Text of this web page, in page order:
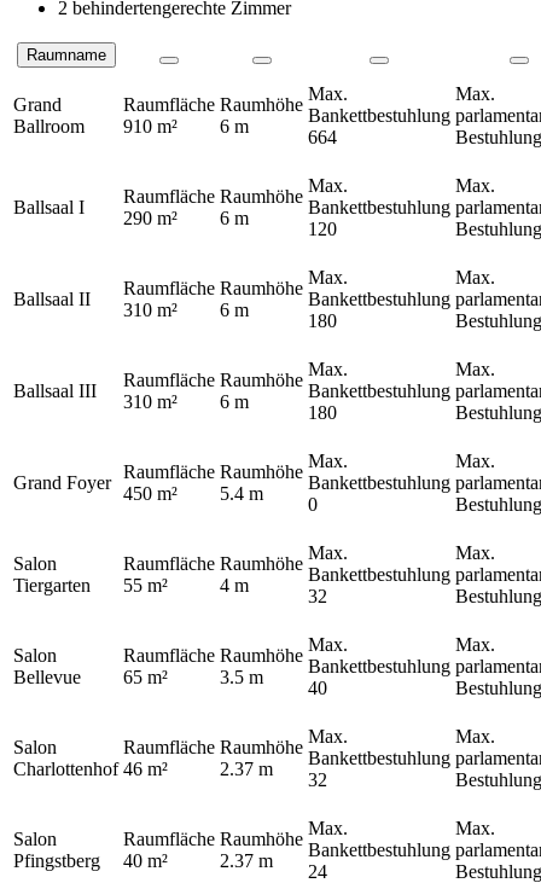
2 behindertengerechte Zimmer
Räume
Raumname
Grand
Ballroom
Raumfläche
910 m²
Raumhöhe
6 m
Max.
Bankettbestuhlung
664
Max.
Ballsaal I
Raumfläche
290 m²
Raumhöhe
6 m
Max.
Bankettbestuhlung
120
Max.
Ballsaal II
Raumfläche
310 m²
Raumhöhe
6 m
Max.
Bankettbestuhlung
180
Max.
Ballsaal III
Raumfläche
310 m²
Raumhöhe
6 m
Max.
Bankettbestuhlung
180
Max.
Grand Foyer
Raumfläche
450 m²
Raumhöhe
5.4 m
Max.
Bankettbestuhlung
0
Max.
Salon
Tiergarten
Raumfläche
55 m²
Raumhöhe
4 m
Max.
Bankettbestuhlung
32
Max.
Salon
Bellevue
Raumfläche
65 m²
Raumhöhe
3.5 m
Max.
Bankettbestuhlung
40
Max.
Salon
Charlottenhof
Raumfläche
46 m²
Raumhöhe
2.37 m
Max.
Bankettbestuhlung
32
Max.
Salon
Pfingstberg
Raumfläche
40 m²
Raumhöhe
2.37 m
Max.
Bankettbestuhlung
24
Max.